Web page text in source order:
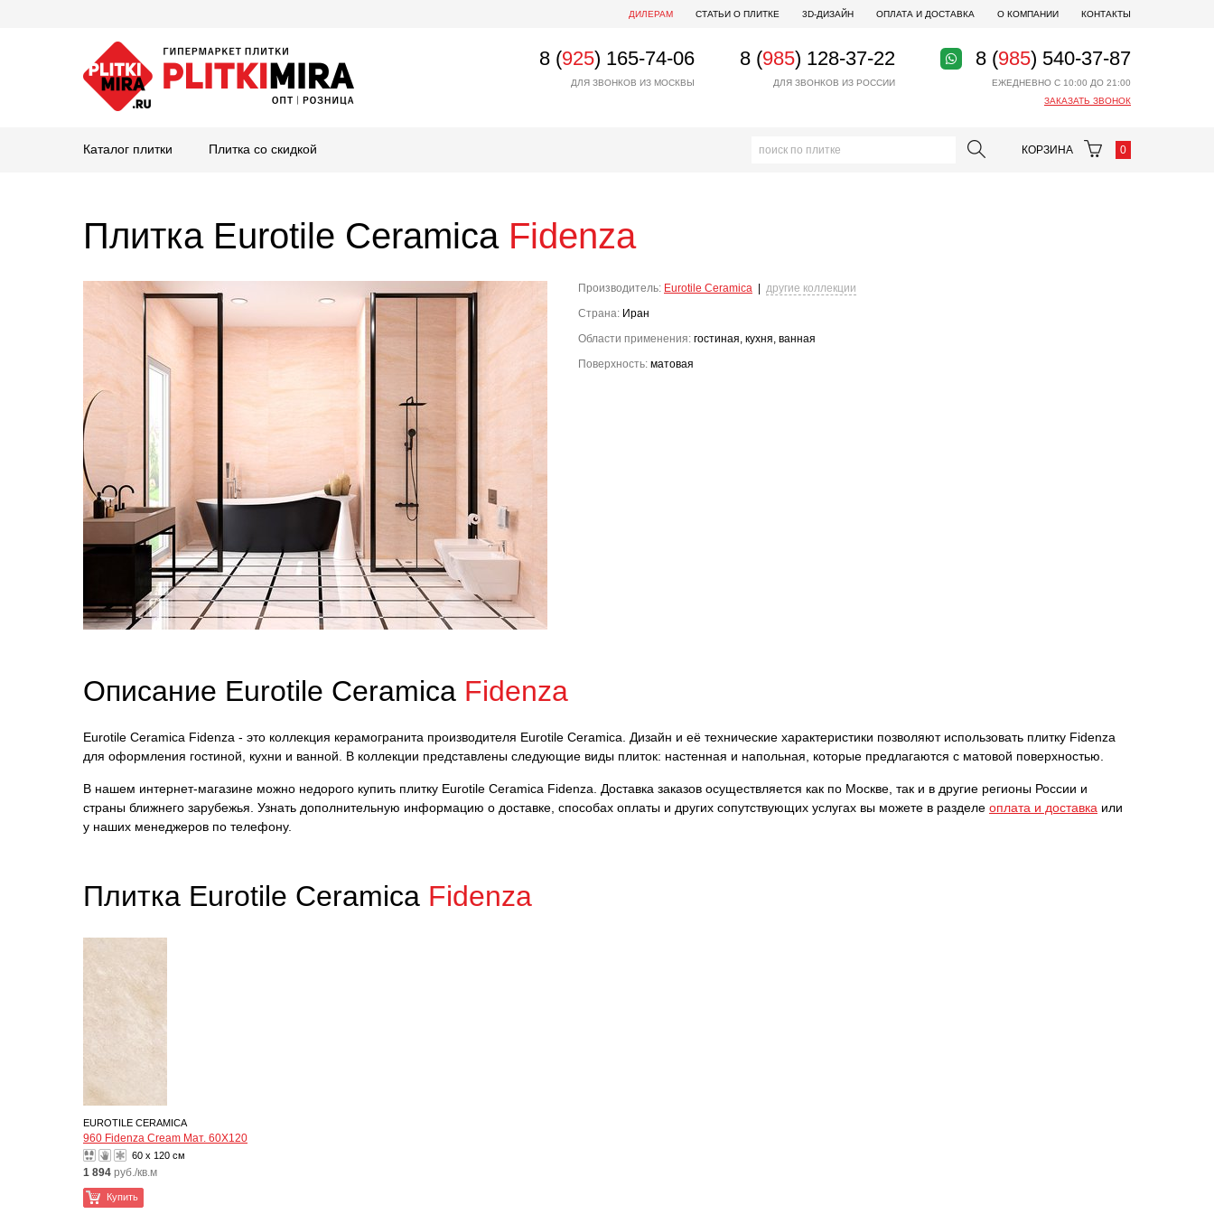
ДИЛЕРАМ СТАТЬИ О ПЛИТКЕ 3D-ДИЗАЙН ОПЛАТА И ДОСТАВКА О КОМПАНИИ КОНТАКТЫ
8 (925) 165-74-06
ДЛЯ ЗВОНКОВ ИЗ МОСКВЫ
8 (985) 128-37-22
ДЛЯ ЗВОНКОВ ИЗ РОССИИ
8 (985) 540-37-87
ЕЖЕДНЕВНО С 10:00 ДО 21:00
ЗАКАЗАТЬ ЗВОНОК
Каталог плитки Плитка со скидкой КОРЗИНА 0
Плитка Eurotile Ceramica Fidenza
Производитель: Eurotile Ceramica
другие коллекции
Страна: Иран
Области применения: гостиная, кухня, ванная
Поверхность: матовая
Описание Eurotile Ceramica Fidenza
Eurotile Ceramica Fidenza - это коллекция керамогранита производителя Eurotile Ceramica. Дизайн и её технические характеристики позволяют использовать плитку Fidenza
для оформления гостиной, кухни и ванной. В коллекции представлены следующие виды плиток: настенная и напольная, которые предлагаются с матовой поверхностью.
В нашем интернет-магазине можно недорого купить плитку Eurotile Ceramica Fidenza. Доставка заказов осуществляется как по Москве, так и в другие регионы России и
страны ближнего зарубежья. Узнать дополнительную информацию о доставке, способах оплаты и других сопутствующих услугах вы можете в разделе оплата и доставка или
у наших менеджеров по телефону.
Плитка Eurotile Ceramica Fidenza
EUROTILE CERAMICA
960 Fidenza Cream Мат. 60Х120
60 x 120 см
1 894 руб./кв.м
Купить